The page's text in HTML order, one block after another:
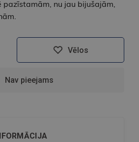
pazīstamām, nu jau bijušajām,
Vēlos
Nav pieejams